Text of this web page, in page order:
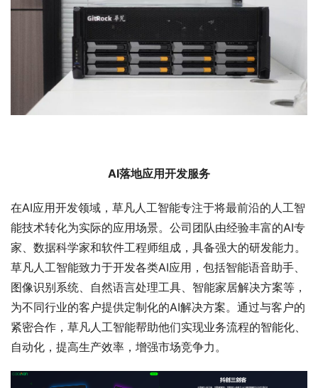
AI落地应用开发服务
在AI应用开发领域，草凡人工智能专注于将最前沿的人工智
能技术转化为实际的应用场景。公司团队由经验丰富的AI专
家、数据科学家和软件工程师组成，具备强大的研发能力。
草凡人工智能致力于开发各类AI应用，包括智能语音助手、
图像识别系统、自然语言处理工具、智能家居解决方案等，
为不同行业的客户提供定制化的AI解决方案。通过与客户的
紧密合作，草凡人工智能帮助他们实现业务流程的智能化、
自动化，提高生产效率，增强市场竞争力。